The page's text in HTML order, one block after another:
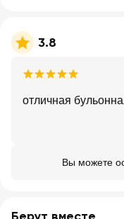
3.8
отличная
Вы можете